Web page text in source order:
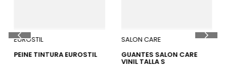
EUROSTIL
PEINE TINTURA EUROSTIL
SALON CARE
GUANTES SALON CARE
VINIL TALLA S